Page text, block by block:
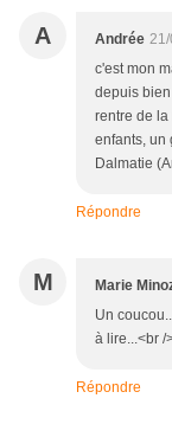
A Andrée
c'est mon
depuis
rentre de
enfants, un
Dalmatie
Répondre
M Marie
Un
à lire...<br /
Répondre